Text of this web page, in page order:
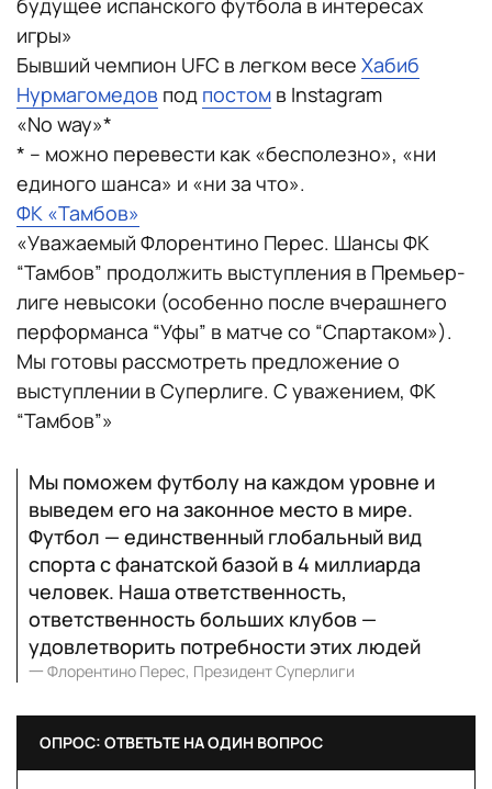
будущее испанского футбола в интересах
игры»
Бывший чемпион UFC в легком весе Хабиб
Нурмагомедов под постом в Instagram
«No way»*
* – можно перевести как «бесполезно», «ни
единого шанса» и «ни за что».
ФК «Тамбов»
«Уважаемый Флорентино Перес. Шансы ФК
“Тамбов” продолжить выступления в Премьер-
лиге невысоки (особенно после вчерашнего
перформанса “Уфы” в матче со “Спартаком»).
Мы готовы рассмотреть предложение о
выступлении в Суперлиге. С уважением, ФК
“Тамбов”»
Мы поможем футболу на каждом уровне и
выведем его на законное место в мире.
Футбол — единственный глобальный вид
спорта с фанатской базой в 4 миллиарда
человек. Наша ответственность,
ответственность больших клубов —
удовлетворить потребности этих людей
一 Флорентино Перес, Президент Суперлиги
ОПРОС: ОТВЕТЬТЕ НА ОДИН ВОПРОС